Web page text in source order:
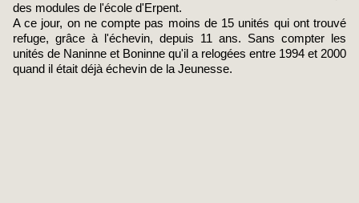
des modules de l'école d'Erpent.
A ce jour, on ne compte pas moins de 15 unités qui ont trouvé
refuge, grâce à l'échevin, depuis 11 ans. Sans compter les
unités de Naninne et Boninne qu'il a relogées entre 1994 et 2000
quand il était déjà échevin de la Jeunesse.